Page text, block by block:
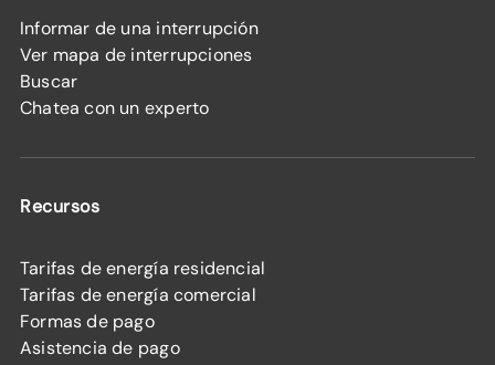
Informar de una interrupción
Ver mapa de interrupciones
Buscar
Chatea con un experto
Recursos
Tarifas de energía residencial
Tarifas de energía comercial
Formas de pago
Asistencia de pago